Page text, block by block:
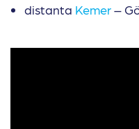
distanta Kemer–